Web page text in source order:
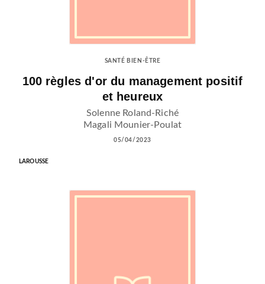
SANTÉ BIEN-ÊTRE
100 règles d'or du management positif
et heureux
Solenne Roland-Riché
Magali Mounier-Poulat
05/04/2023
LAROUSSE